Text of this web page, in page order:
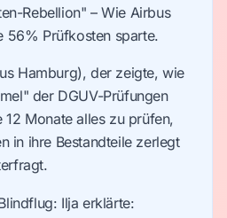
Rebellion" – Wie Airbus
56% Prüfkosten sparte.
Hamburg), der zeigte, wie
der DGUV-Prüfungen
12 Monate alles zu prüfen,
in ihre Bestandteile zerlegt
Ilja erklärte: